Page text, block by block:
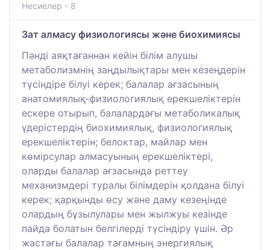
Несиелер - 8
Зат алмасу физиологиясы және биохимиясы
Пәнді аяқтағаннан кейін білім алушы
метаболизмнің заңдылықтары мен кезеңдерін
түсіндіре білуі керек; балалар ағзасының
анатомиялық-физиологиялық ерекшеліктерін
ескере отырып, балалардағы метаболикалық
үдерістердің биохимиялық, физиологиялық
ерекшеліктерін; белоктар, майлар мен
көмірсулар алмасуының ерекшеліктері,
оларды балалар ағзасында реттеу
механизмдері туралы білімдерін қолдана білуі
керек; қарқынды өсу және даму кезеңінде
олардың бұзылулары мен жылжуы кезінде
пайда болатын белгілерді түсіндіру үшін. Әр
жастағы балалар тағамның энергиялық